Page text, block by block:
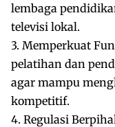
lembaga
televisi lokal.
3. Memperkuat
pelatihan dan
agar mampu
kompetitif.
4. Regulasi